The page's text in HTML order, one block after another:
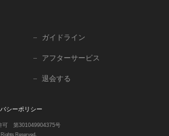
ガイドライン
アフターサービス
退会する
シーポリシー
可 第301049904375号
Reserved.